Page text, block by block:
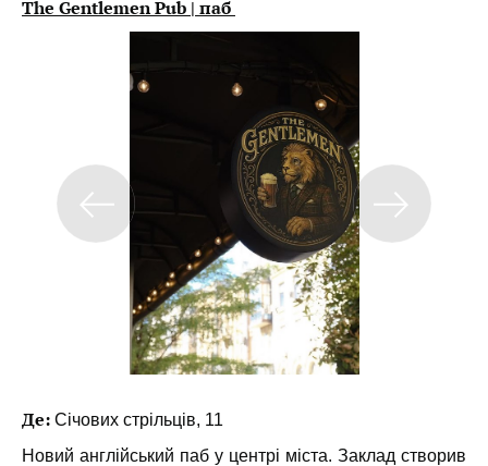
The Gentlemen Pub | паб
Де: Січових стрільців, 11
Новий англійський паб у центрі міста. Заклад створив